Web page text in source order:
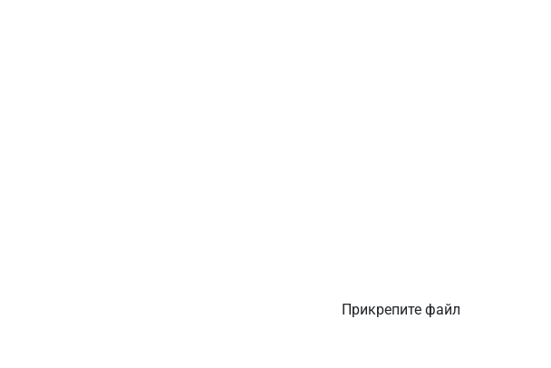
Прикрепите файл